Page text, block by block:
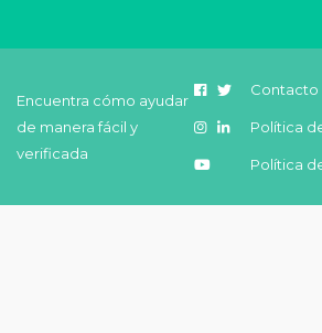
Encuentra cómo ayudar
de manera fácil y
verificada
Contacto
Política
Política